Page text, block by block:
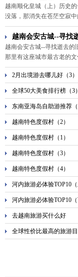
越南顺化皇城（上）历史
没落，那消失在苍茫空寂
“美”的方式去欣赏它。作
故宫缩小版的越南顺化皇
越南会安古城--寻找
越南会安古城--寻找逝去的
那里有这座城市最古老的
的，沉甸甸的人文情怀。
2月出境游去哪儿好（3）
全球50大美食排行榜（3）
东南亚海岛自助游推荐（
越南特色度假村（2）
越南特色度假村（1）
越南特色度假村（3）
越南特色度假村（4）
河内旅游必体验TOP10（
河内旅游必体验TOP10（
去越南旅游买什么好
全球性价比最高的旅游目